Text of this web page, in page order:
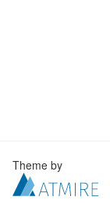
Theme by